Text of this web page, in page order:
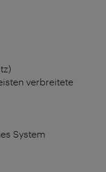
verbreitete
System